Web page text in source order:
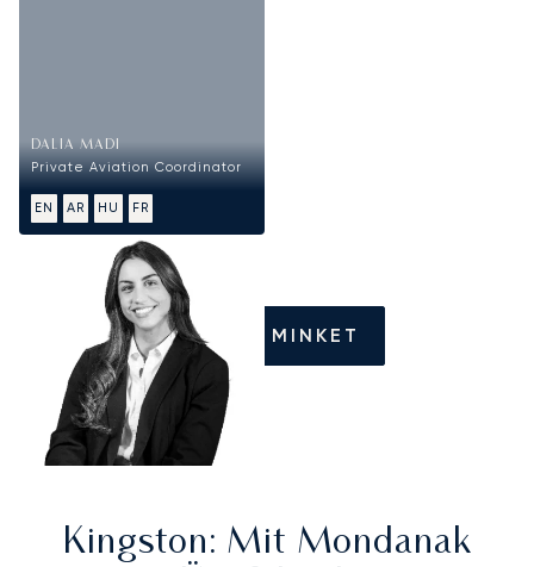
DALIA MADI
Private Aviation Coordinator
EN AR HU FR
HÍVJON MINKET
Kingston: Mit Mondanak